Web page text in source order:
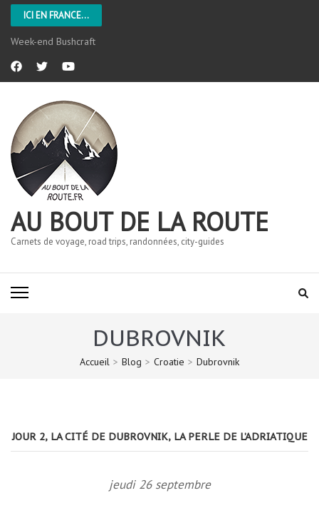
ICI EN FRANCE...
L’Aveyron
AU BOUT DE LA ROUTE
Carnets de voyage, road trips, randonnées, city-guides
DUBROVNIK
Accueil > Blog > Croatie > Dubrovnik
JOUR 2, LA CITÉ DE DUBROVNIK, LA PERLE DE L’ADRIATIQUE
jeudi 26 septembre